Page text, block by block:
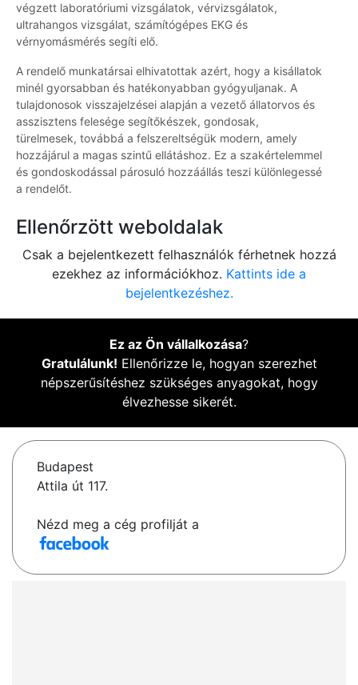
végzett laboratóriumi vizsgálatok, vérvizsgálatok,
ultrahangos vizsgálat, számítógépes EKG és
vérnyomásmérés segíti elő.
A rendelő munkatársai elhivatottak azért, hogy a kisállatok
minél gyorsabban és hatékonyabban gyógyuljanak. A
tulajdonosok visszajelzései alapján a vezető állatorvos és
asszisztens felesége segítőkészek, gondosak,
türelmesek, továbbá a felszereltségük modern, amely
hozzájárul a magas szintű ellátáshoz. Ez a szakértelemmel
és gondoskodással párosuló hozzáállás teszi különlegessé
a rendelőt.
Ellenőrzött weboldalak
Csak a bejelentkezett felhasználók férhetnek hozzá
ezekhez az információkhoz. Kattints ide a
bejelentkezéshez.
Ez az Ön vállalkozása?
Gratulálunk! Ellenőrizze le, hogyan szerezhet
népszerűsítéshez szükséges anyagokat, hogy
élvezhesse sikerét.
Budapest
Attila út 117.
Nézd meg a cég profilját a